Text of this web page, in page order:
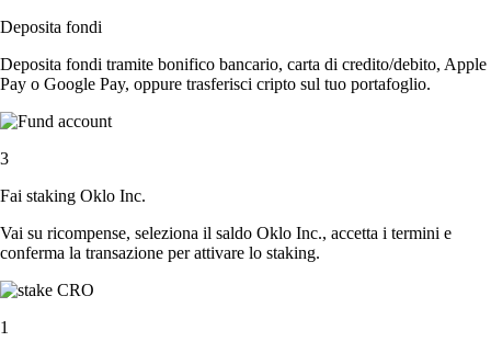
Deposita fondi
Deposita fondi tramite bonifico bancario, carta di credito/debito, Apple
Pay o Google Pay, oppure trasferisci cripto sul tuo portafoglio.
3
Fai staking Oklo Inc.
Vai su ricompense, seleziona il saldo Oklo Inc., accetta i termini e
conferma la transazione per attivare lo staking.
1